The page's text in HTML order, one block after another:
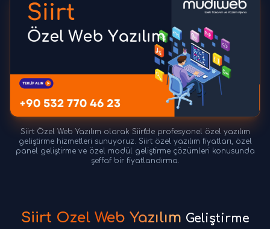
Siirt Özel Web Yazılım olarak Siirt'de profesyonel özel yazılım
geliştirme hizmetleri sunuyoruz. Siirt özel yazılım fiyatları, özel
panel geliştirme ve özel modül geliştirme çözümleri konusunda
şeffaf bir fiyatlandırma.
Siirt Özel Web Yazılım Geliştirme